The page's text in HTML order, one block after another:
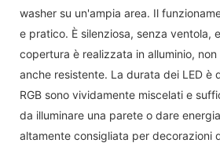
washer su un'ampia area. Il
e pratico. È silenziosa, senza ventola,
copertura è realizzata in alluminio,
anche resistente. La durata dei LED è
RGB sono vividamente miscelati e
da illuminare una parete o dare
altamente consigliata per decorazioni